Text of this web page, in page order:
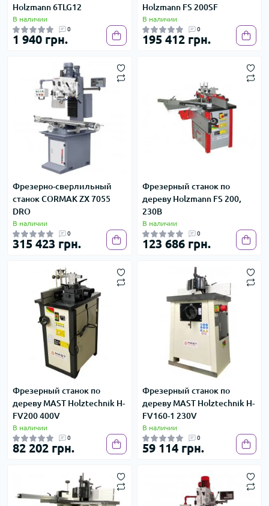
Holzmann 6TLG12
В наличии
0
1 940 грн.
Holzmann FS 200SF
В наличии
0
195 412 грн.
Фрезерно-сверлильный
станок CORMAK ZX 7055
DRO
В наличии
0
315 423 грн.
Фрезерный станок по
дереву Holzmann FS 200,
230В
В наличии
0
123 686 грн.
Фрезерный станок по
дереву MAST Holztechnik H-
FV200 400V
В наличии
0
82 202 грн.
Фрезерный станок по
дереву MAST Holztechnik H-
FV160-1 230V
В наличии
0
59 114 грн.